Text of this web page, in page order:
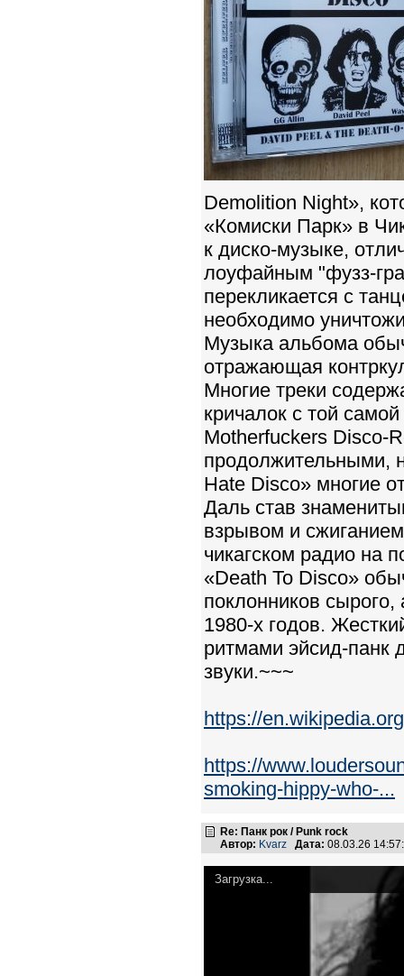
Demolition Night»,
«Комиски Парк» в
к диско-музыке,
лоуфайным "фузз-
перекликается с
необходимо
Музыка альбома
отражающая
Многие треки
кричалок с той
Motherfuckers Disco-
продолжительными,
Hate Disco» многие
Даль став
взрывом и
чикагском радио на
«Death To Disco»
поклонников сырого,
1980-х годов.
ритмами эйсид-панк
звуки.~~~
https://
https://
smoking-hippy-who-...
Re: Панк рок / Punk rock
Автор: Kvarz Дата: 08.03.26
Загрузка...